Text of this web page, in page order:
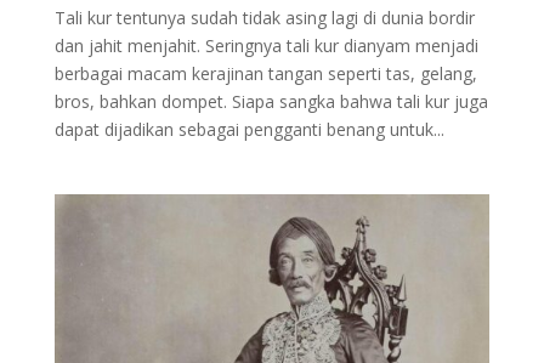
Tali kur tentunya sudah tidak asing lagi di dunia bordir
dan jahit menjahit. Seringnya tali kur dianyam menjadi
berbagai macam kerajinan tangan seperti tas, gelang,
bros, bahkan dompet. Siapa sangka bahwa tali kur juga
dapat dijadikan sebagai pengganti benang untuk...